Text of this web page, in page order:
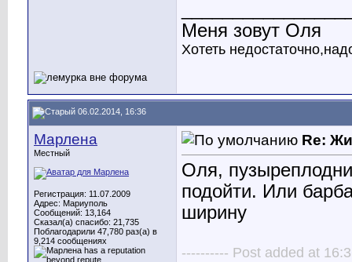
Меня зовут Оля
Хотеть
06.02.2014, 16:36
Марлена
Местный
Регистрация: 11.07.2009
Адрес: Мариуполь
Сообщений: 13,164
Сказал(а) спасибо: 21,735
Поблагодарили 47,780 раз(а) в
9,214 сообщениях
Re:
Оля,
подойти. Или
ширину
---------- Post added at